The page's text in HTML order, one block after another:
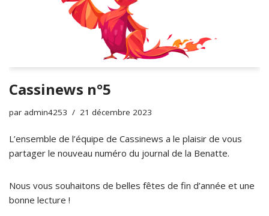
Cassinews n°5
par admin4253 21 décembre 2023
L’ensemble de l’équipe de Cassinews a le plaisir de vous
partager le nouveau numéro du journal de la Benatte.
Nous vous souhaitons de belles fêtes de fin d’année et une
bonne lecture !